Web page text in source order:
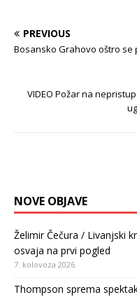
PREVIOUS
Bosansko Grahovo oštro
VIDEO Požar na
NOVE OBJAVE
Želimir Čečura / Livanjski
osvaja na prvi pogled
7. kolovoza 2026.
Thompson sprema